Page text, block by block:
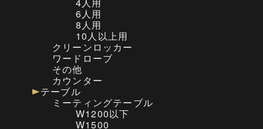
6人用
8人用
10人以上用
クリーンロッカー
ワードローブ
その他
カウンター
テーブル
ミーティングテーブル
W1200以下
W1500